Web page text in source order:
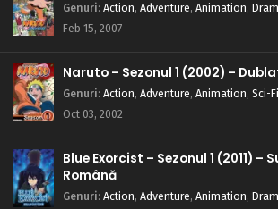
Genuri: Action, Adventure, Animation,
Feb 15, 2007
Naruto – Sezonul 1 (2002) –
Genuri: Action, Adventure, Animation, Sci-Fi
Oct 03, 2002
Blue Exorcist – Sezonul 1 (2011) –
Română
Genuri: Action, Adventure, Animation,